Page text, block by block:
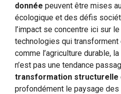
donnée peuvent être mises
écologique et des défis
l’impact se concentre ici sur
technologies qui
comme l’agriculture durable,
n’est pas une tendance
transformation structurelle
profondément le paysage